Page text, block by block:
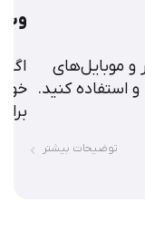
و موبایل‌های
کنید.
توضیحات بیشتر